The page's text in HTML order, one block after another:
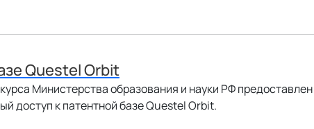
Questel Orbit
Министерства образования и науки РФ
доступ к патентной базе Questel Orbit.